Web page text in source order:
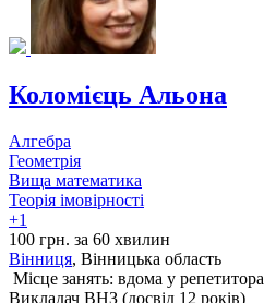
Коломієць Альона
Алгебра
Геометрія
Вища математика
Теорія імовірності
+1
100 грн. за 60 хвилин
Вінниця, Вінницька область
Місце занять: вдома у репетитора
Викладач ВНЗ (досвід 12 років)